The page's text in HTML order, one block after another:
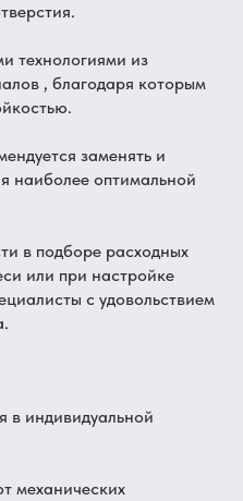
технологиями из
, благодаря которым
заменять и
наиболее оптимальной
в подборе расходных
или при настройке
с удовольствием
в индивидуальной
механических